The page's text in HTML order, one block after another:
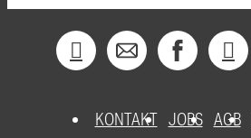
KONTAKT JOBS AGB